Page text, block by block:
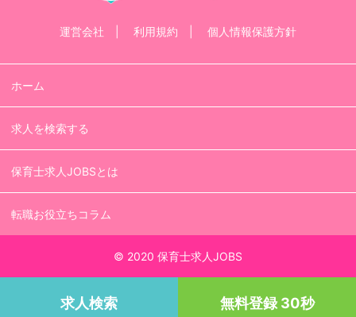
運営会社 利用規約 個人情報保護方針
ホーム
求人を検索する
保育士求人JOBSとは
転職お役立ちコラム
© 2020 保育士求人JOBS
求人検索 無料登録 30秒